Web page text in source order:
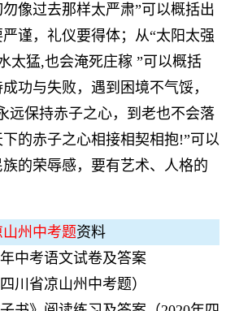
像过去那样太严肃”可以概括出
谨，礼仪要得体；从“太阳太强
太猛,也会淹死庄稼 ”可以概括
功与失败，遇到困境不气馁，
远保持赤子之心，到老也不会落
的赤子之心相接相契相抱!”可以
的荣辱感，要有艺术、人格的
州中考题资料
中考语文试卷及答案
川省凉山州中考题）